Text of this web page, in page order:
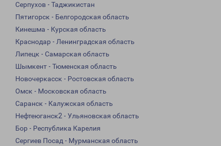
Серпухов - Таджикистан
Пятигорск - Белгородская область
Кинешма - Курская область
Краснодар - Ленинградская область
Липецк - Самарская область
Шымкент - Тюменская область
Новочеркасск - Ростовская область
Омск - Московская область
Саранск - Калужская область
Нефтеюганск2 - Ульяновская область
Бор - Республика Карелия
Сергиев Посад - Мурманская область